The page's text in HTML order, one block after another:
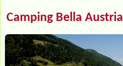
Camping Bella Austria